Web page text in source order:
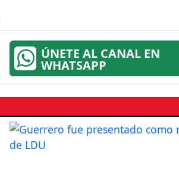
ÚNETE AL CANAL EN
WHATSAPP